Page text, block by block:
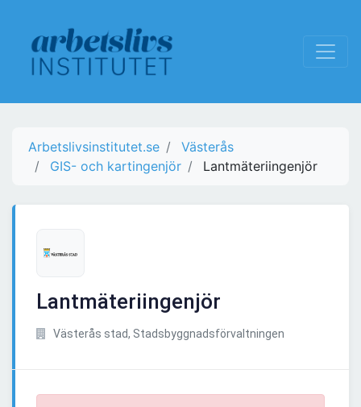
Arbetslivsinstitutet.se
Västerås
GIS- och kartingenjör
Lantmäteriingenjör
Lantmäteriingenjör
Västerås stad, Stadsbyggnadsförvaltningen